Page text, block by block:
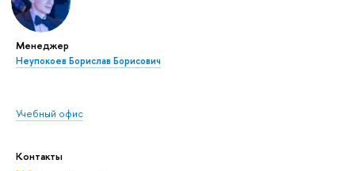
Менеджер
Неупокоев Борислав Борисович
Учебный офис
Контакты